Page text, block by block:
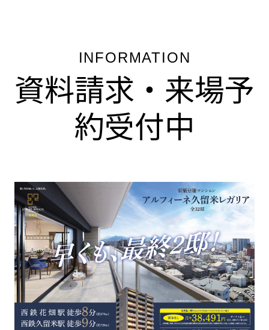
INFORMATION
資料請求・来場予
約受付中